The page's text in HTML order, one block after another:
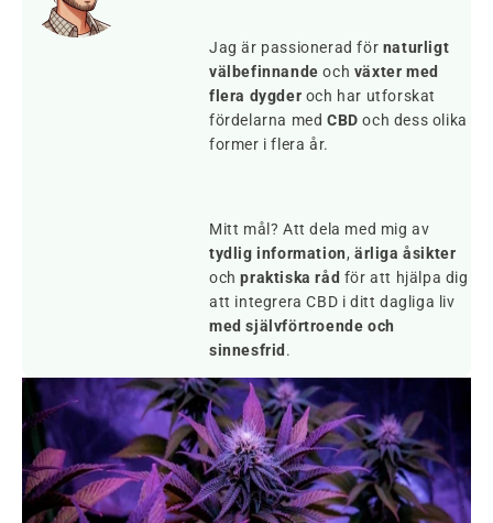
Jag är passionerad för naturligt
välbefinnande och växter med
flera dygder och har utforskat
fördelarna med CBD och dess olika
former i flera år.
Mitt mål? Att dela med mig av
tydlig information,ärliga åsikter
ochpraktiska råd för att hjälpa dig
att integrera CBD i ditt dagliga liv
med självförtroende och
sinnesfrid .